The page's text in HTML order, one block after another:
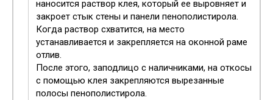
наносится раствор клея, который ее выровняет и
закроет стык стены и панели пенополистирола.
Когда раствор схватится, на место
устанавливается и закрепляется на оконной раме
отлив.
После этого, заподлицо с наличниками, на откосы
с помощью клея закрепляются вырезанные
полосы пенополистирола.